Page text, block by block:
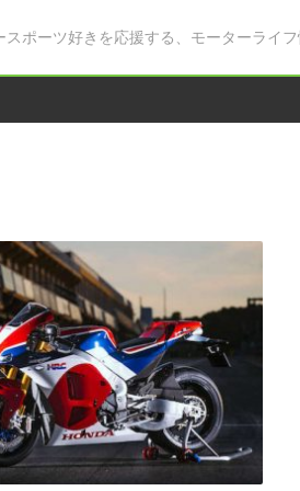
ポーツ好きを応援する、モーターライフ